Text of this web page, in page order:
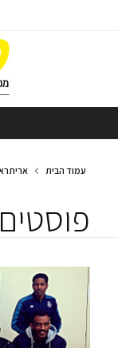
עמוד הבית